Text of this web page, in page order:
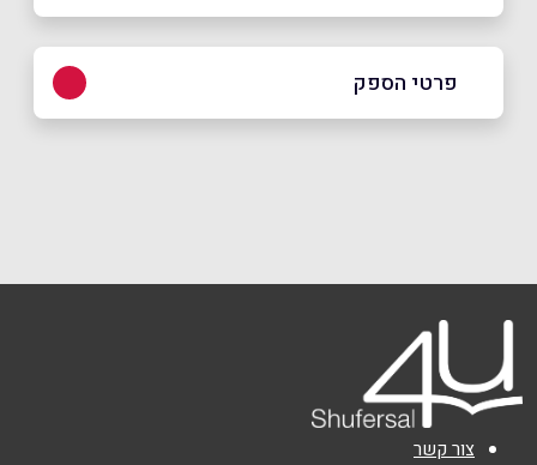
פרטי הספק
טלפון*
אימייל *
נושא*
צור קשר